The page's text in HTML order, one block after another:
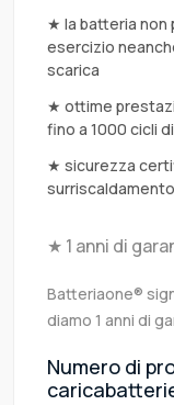
★ la batteria non
esercizio
scarica
★ ottime
fino a 1000 cicli
★ sicurezza
★ 1 anni di
Batteriaone®
diamo 1 anni di
Numero di